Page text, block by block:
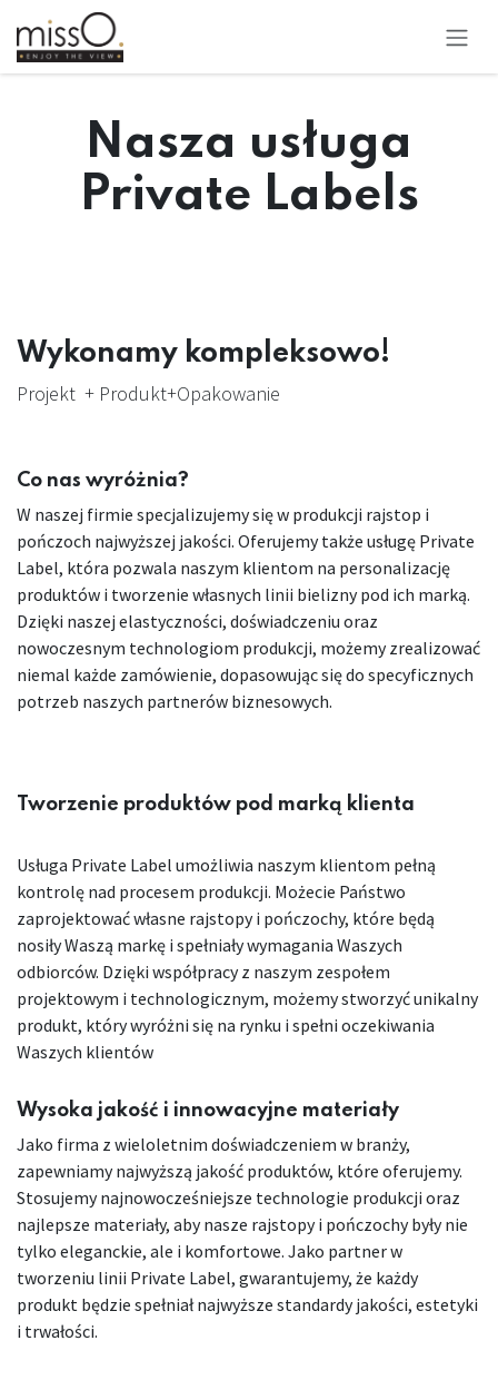
Skip to Content
Nasza usługa
Private Labels
Wykonamy kompleksowo!
Projekt + Produkt+Opakowanie
Co nas wyróżnia?
W naszej firmie specjalizujemy się w produkcji rajstop i
pończoch najwyższej jakości. Oferujemy także usługę Private
Label, która pozwala naszym klientom na personalizację
produktów i tworzenie własnych linii bielizny pod ich marką.
Dzięki naszej elastyczności, doświadczeniu oraz
nowoczesnym technologiom produkcji, możemy zrealizować
niemal każde zamówienie, dopasowując się do specyficznych
potrzeb naszych partnerów biznesowych.
Tworzenie produktów pod marką klienta
Usługa Private Label umożliwia naszym klientom pełną
kontrolę nad procesem produkcji. Możecie Państwo
zaprojektować własne rajstopy i pończochy, które będą
nosiły Waszą markę i spełniały wymagania Waszych
odbiorców. Dzięki współpracy z naszym zespołem
projektowym i technologicznym, możemy stworzyć unikalny
produkt, który wyróżni się na rynku i spełni oczekiwania
Waszych klientów
Wysoka jakość i innowacyjne materiały
Jako firma z wieloletnim doświadczeniem w branży,
zapewniamy najwyższą jakość produktów, które oferujemy.
Stosujemy najnowocześniejsze technologie produkcji oraz
najlepsze materiały, aby nasze rajstopy i pończochy były nie
tylko eleganckie, ale i komfortowe. Jako partner w
tworzeniu linii Private Label, gwarantujemy, że każdy
produkt będzie spełniał najwyższe standardy jakości, estetyki
i trwałości.